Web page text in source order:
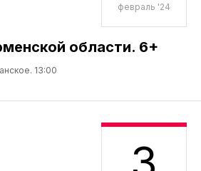
февраль '24
области. 6+
13:00